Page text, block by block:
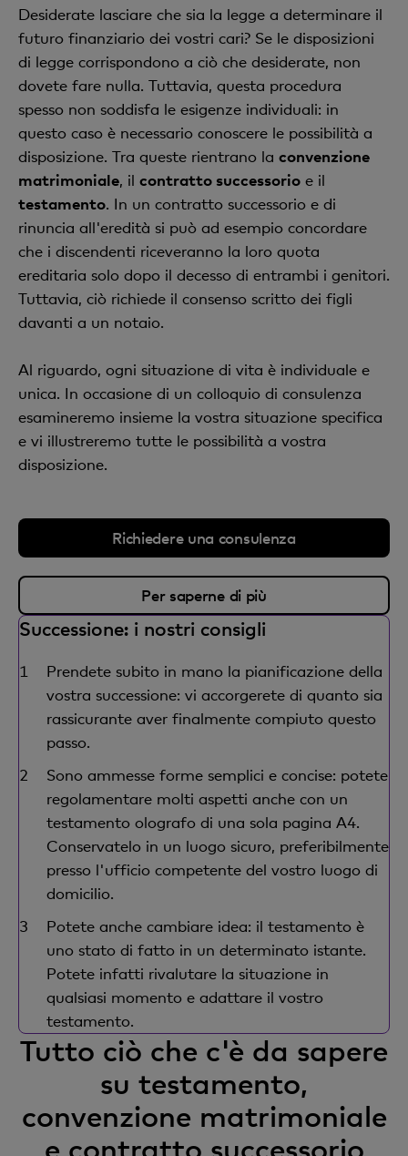
Desiderate lasciare che sia la legge a determinare il
futuro finanziario dei vostri cari? Se le disposizioni
di legge corrispondono a ciò che desiderate, non
dovete fare nulla. Tuttavia, questa procedura
spesso non soddisfa le esigenze individuali: in
questo caso è necessario conoscere le possibilità a
disposizione. Tra queste rientrano la convenzione
matrimoniale, il contratto successorio e il
testamento. In un contratto successorio e di
rinuncia all'eredità si può ad esempio concordare
che i discendenti riceveranno la loro quota
ereditaria solo dopo il decesso di entrambi i genitori.
Tuttavia, ciò richiede il consenso scritto dei figli
davanti a un notaio.
Al riguardo, ogni situazione di vita è individuale e
unica. In occasione di un colloquio di consulenza
esamineremo insieme la vostra situazione specifica
e vi illustreremo tutte le possibilità a vostra
disposizione.
Richiedere una consulenza
Per saperne di più
Successione: i nostri consigli
Prendete subito in mano la pianificazione della
vostra successione: vi accorgerete di quanto sia
rassicurante aver finalmente compiuto questo
passo.
Sono ammesse forme semplici e concise: potete
regolamentare molti aspetti anche con un
testamento olografo di una sola pagina A4.
Conservatelo in un luogo sicuro, preferibilmente
presso l'ufficio competente del vostro luogo di
domicilio.
Potete anche cambiare idea: il testamento è
uno stato di fatto in un determinato istante.
Potete infatti rivalutare la situazione in
qualsiasi momento e adattare il vostro
testamento.
Tutto ciò che c'è da sapere
su testamento,
convenzione matrimoniale
e contratto successorio